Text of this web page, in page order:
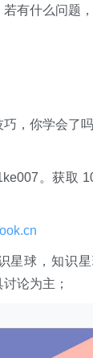
有什么问题
，你学会了
。获取
星球，知识
论为主；